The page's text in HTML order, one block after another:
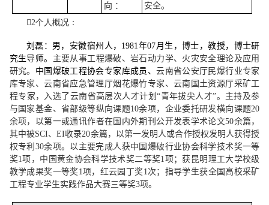
向 ：
安全。
2个人 概况：
刘磊 ： 男 ， 安徽宿州人， 1981年07月生， 博士，教授， 博士研
究生导师。 主要从事工程爆破 、岩石动力学、 火灾安全理论及应用
研究。 中国爆破工程协会专家库成员、云南省公安厅民爆行业专家
库专家、云南省应急管理厅烟花爆竹专家、云南 国土资源厅采矿工
程专家 ， 入选了云南省高层次人才计划“青年拔尖人才”。主持及参
与国家基金、 省部级等纵向课题10余项，企业委托研发横向课题20
余项， 以第一或通讯作者在国内外期刊公开发表学术论文50余篇，
其中被SCI、EI收录20余篇 ， 以第一发明人或合作授权发明人获得授
权专利 30余项。以主要完成人获中国爆破行业协会科学技术奖一等
奖1项， 中国黄金协会科学技术奖二等奖1 项；获 昆明理工大学校级
教学成果奖一等奖1项， 红云园丁奖1 次 ； 指导学生获全国高校采矿
工程专业学生实践作品大赛三等奖3项。